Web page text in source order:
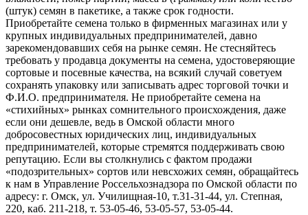
(штук) семян в пакетике, а также срок годности.
Приобретайте семена только в фирменных магазинах или у
крупных индивидуальных предпринимателей, давно
зарекомендовавших себя на рынке семян. Не стесняйтесь
требовать у продавца документы на семена, удостоверяющие
сортовые и посевные качества, на всякий случай советуем
сохранять упаковку или записывать адрес торговой точки и
Ф.И.О. предпринимателя. Не приобретайте семена на
«стихийных» рынках сомнительного происхождения, даже
если они дешевле, ведь в Омской области много
добросовестных юридических лиц, индивидуальных
предпринимателей, которые стремятся поддерживать свою
репутацию. Если вы столкнулись с фактом продажи
«подозрительных» сортов или невсхожих семян, обращайтесь
к нам в Управление Россельхознадзора по Омской области по
адресу: г. Омск, ул. Училищная-10, т.31-31-44, ул. Степная,
220, каб. 211-218, т. 53-05-46, 53-05-57, 53-05-44.